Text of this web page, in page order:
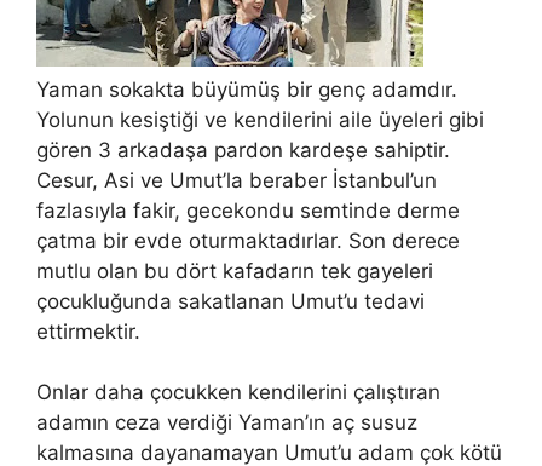
Yaman sokakta büyümüş bir genç adamdır.
Yolunun kesiştiği ve kendilerini aile üyeleri gibi
gören 3 arkadaşa pardon kardeşe sahiptir.
Cesur, Asi ve Umut’la beraber İstanbul’un
fazlasıyla fakir, gecekondu semtinde derme
çatma bir evde oturmaktadırlar. Son derece
mutlu olan bu dört kafadarın tek gayeleri
çocukluğunda sakatlanan Umut’u tedavi
ettirmektir.
Onlar daha çocukken kendilerini çalıştıran
adamın ceza verdiği Yaman’ın aç susuz
kalmasına dayanamayan Umut’u adam çok kötü